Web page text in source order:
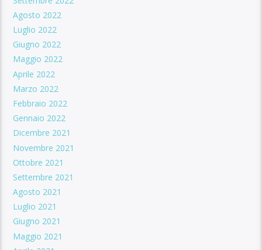
Agosto 2022
Luglio 2022
Giugno 2022
Maggio 2022
Aprile 2022
Marzo 2022
Febbraio 2022
Gennaio 2022
Dicembre 2021
Novembre 2021
Ottobre 2021
Settembre 2021
Agosto 2021
Luglio 2021
Giugno 2021
Maggio 2021